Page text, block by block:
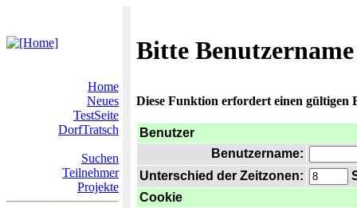
Bitte
Home
Neues
TestSeite
DorfTratsch
Suchen
Teilnehmer
Projekte
Diese Funktion erfordert einen gültigen
Benutzer
Benutzername:
Unterschied der Zeitzonen:
Cookie